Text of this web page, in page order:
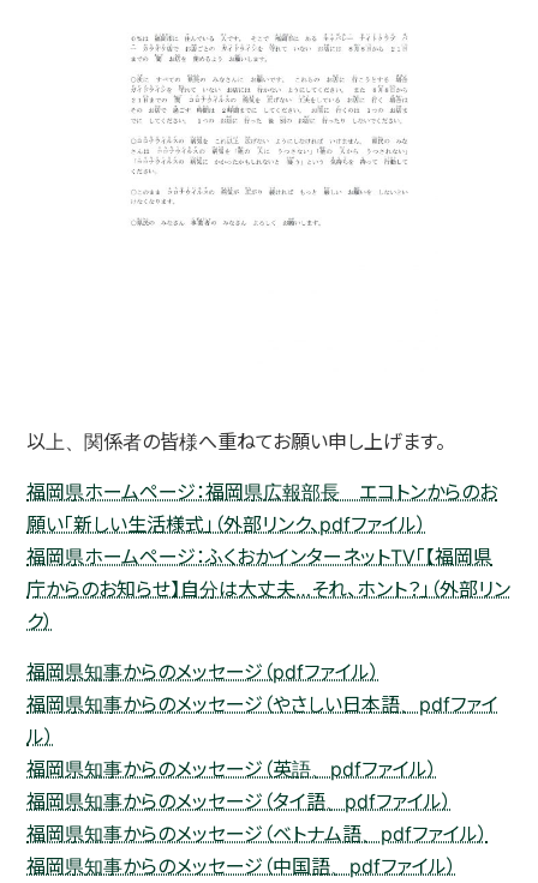
以上、関係者の皆様へ重ねてお願い申し上げます。
福岡県ホームページ：福岡県広報部長 エコトンからのお
願い「新しい生活様式」（外部リンク、pdfファイル）
福岡県ホームページ：ふくおかインターネットTV「【福岡県
庁からのお知らせ】自分は大丈夫…それ、ホント？」（外部リン
ク）
福岡県知事からのメッセージ（pdfファイル）
福岡県知事からのメッセージ（やさしい日本語、pdfファイ
ル）
福岡県知事からのメッセージ（英語、pdfファイル）
福岡県知事からのメッセージ（タイ語、pdfファイル）
福岡県知事からのメッセージ（ベトナム語、pdfファイル）
福岡県知事からのメッセージ（中国語、pdfファイル）